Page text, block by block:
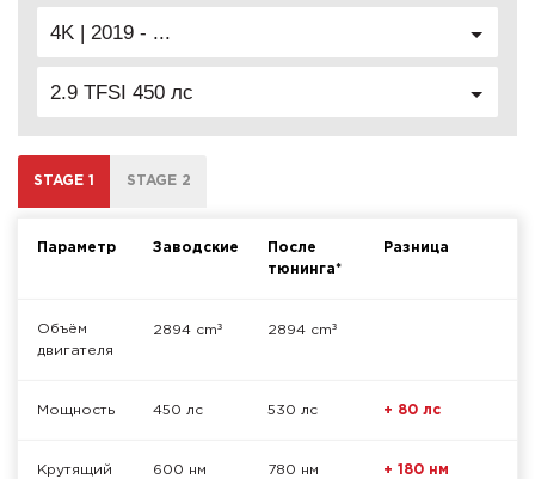
4K | 2019 - ...
2.9 TFSI 450 лс
STAGE 1 STAGE 2
Параметр Заводские
После
тюнинга*
Разница
Объём
двигателя
2894 cm³ 2894 cm³
Мощность 450 лс 530 лс + 80 лс
Крутящий
600 нм 780 нм + 180 нм